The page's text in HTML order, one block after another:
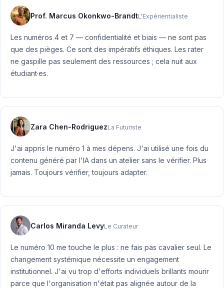
Prof. Marcus Okonkwo-BrandtL'Expérientialiste
Les numéros 4 et 7 — confidentialité et biais — ne sont pas
que des pièges. Ce sont des impératifs éthiques. Les rater
ne gaspille pas seulement des ressources ; cela nuit aux
étudiant·es.
Zara Chen-RodriguezLa Futuriste
J'ai appris le numéro 1 à mes dépens. J'ai utilisé une fois du
contenu généré par l'IA dans un atelier sans le vérifier. Plus
jamais. Toujours vérifier, toujours adapter.
Carlos Miranda LevyLe Curateur
Le numéro 10 me touche le plus : ne fais pas cavalier seul. Le
changement systémique nécessite un engagement
institutionnel. J'ai vu trop d'efforts individuels brillants mourir
parce que l'organisation n'était pas alignée autour de la